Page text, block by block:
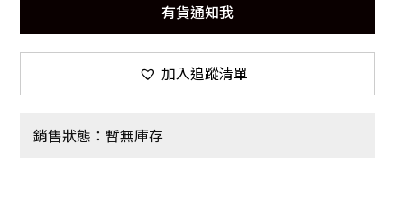
有貨通知我
加入追蹤清單
銷售狀態：暫無庫存